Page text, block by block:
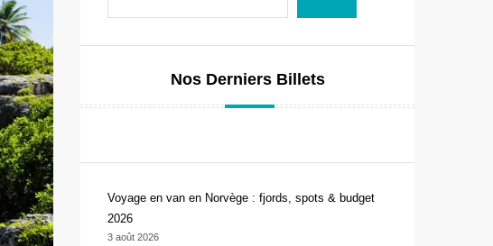
Nos Derniers Billets
Voyage en van en Norvège : fjords, spots & budget
2026
3 août 2026